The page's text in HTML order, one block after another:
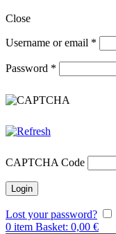
Close
Username or email *
Password *
CAPTCHA Code
Lost your password?
0 item Basket: 0,00 €